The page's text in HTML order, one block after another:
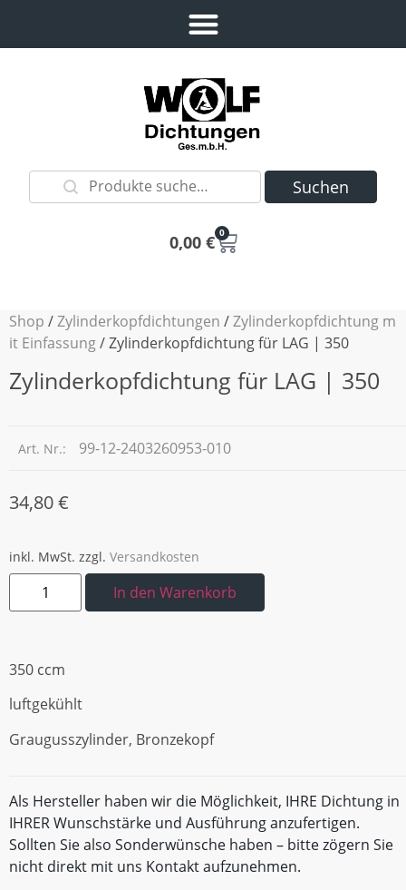
Suchen
0,00 € 0
Shop /Zylinderkopfdichtungen /Zylinderkopfdichtung m
it Einfassung/ Zylinderkopfdichtung für LAG | 350
Zylinderkopfdichtung für LAG | 350
Art. Nr.: 99-12-2403260953-010
34,80€
inkl. MwSt. zzgl. Versandkosten
In den Warenkorb
350 ccm
luftgekühlt
Graugusszylinder, Bronzekopf
Als Hersteller haben wir die Möglichkeit, IHRE Dichtung in
IHRER Wunschstärke und Ausführung anzufertigen.
Sollten Sie also Sonderwünsche haben – bitte zögern Sie
nicht direkt mit uns Kontakt aufzunehmen.